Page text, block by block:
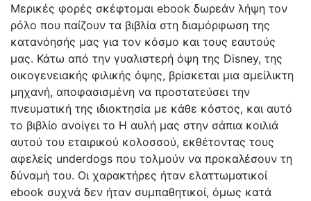
Μερικές φορές σκέφτομαι ebook δωρεάν λήψη τον
ρόλο που παίζουν τα βιβλία στη διαμόρφωση της
κατανόησής μας για τον κόσμο και τους εαυτούς
μας. Κάτω από την γυαλιστερή όψη της Disney, της
οικογενειακής φιλικής όψης, βρίσκεται μια αμείλικτη
μηχανή, αποφασισμένη να προστατεύσει την
πνευματική της ιδιοκτησία με κάθε κόστος, και αυτό
το βιβλίο ανοίγει το Η αυλή μας στην σάπια κοιλιά
αυτού του εταιρικού κολοσσού, εκθέτοντας τους
αφελείς underdogs που τολμούν να προκαλέσουν τη
δύναμή του. Οι χαρακτήρες ήταν ελαττωματικοί
ebook συχνά δεν ήταν συμπαθητικοί, όμως κατά